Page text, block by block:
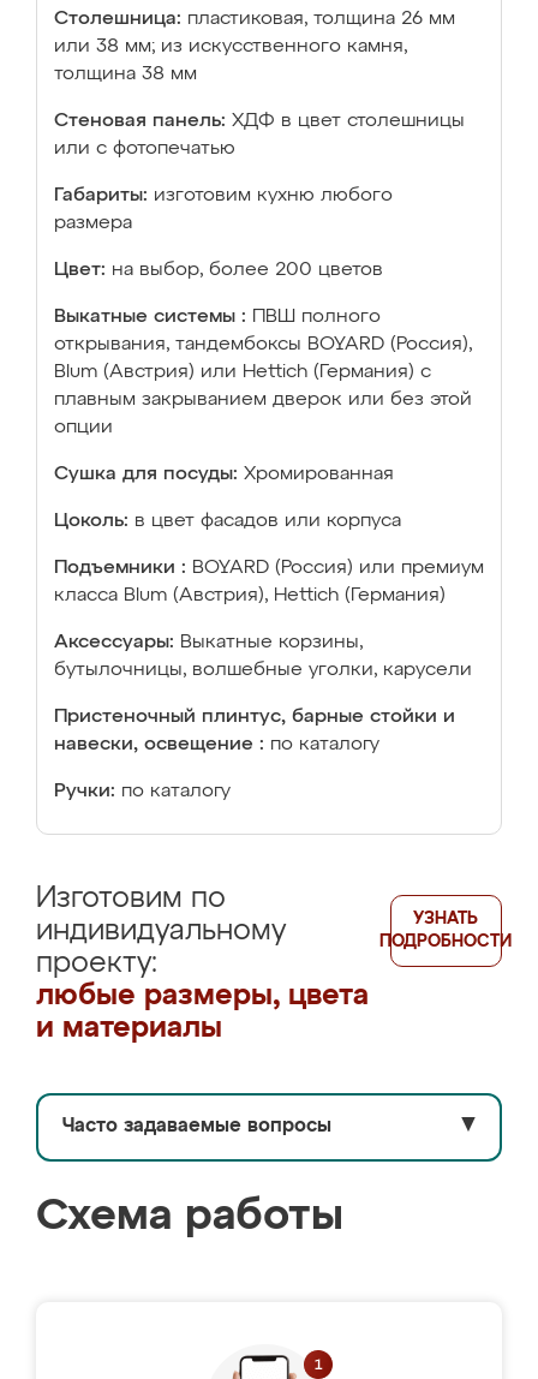
Столешница: пластиковая, толщина 26 мм
или 38 мм; из искусственного камня,
толщина 38 мм
Стеновая панель: ХДФ в цвет столешницы
или с фотопечатью
Габариты: изготовим кухню любого
размера
Цвет: на выбор, более 200 цветов
Выкатные системы :
ПВШ полного
открывания, тандембоксы BOYARD (Россия),
Blum (Австрия) или Hettich (Германия) с
плавным закрыванием дверок или без этой
опции
Сушка для посуды: Хромированная
Цоколь: в цвет фасадов или корпуса
Подъемники : BOYARD (Россия) или премиум
класса Blum (Австрия), Hettich (Германия)
Аксессуары: Выкатные корзины,
бутылочницы, волшебные уголки, карусели
Пристеночный плинтус, барные стойки и
навески, освещение : по каталогу
Ручки: по каталогу
Изготовим по
индивидуальному
проекту:
любые размеры, цвета
и материалы
УЗНАТЬ
ПОДРОБНОСТИ
Часто задаваемые вопросы ▼
Схема работы